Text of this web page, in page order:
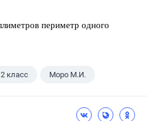
периметр одного
2 класс Моро М.И.